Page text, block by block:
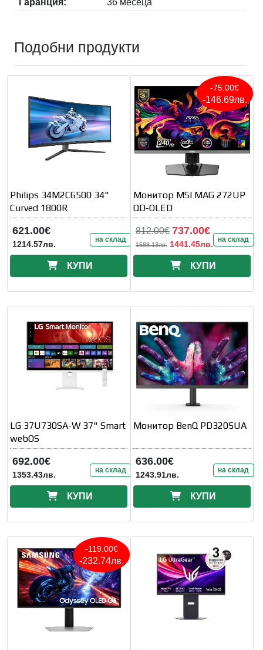
Гаранция: 36 месеца
Подобни продукти
Philips 34M2C6500 34"
Curved 1800R
621.00€
1214.57лв. на склад
КУПИ
-75.00€
-146.69лв.
Монитор MSI MAG 272UP
QD-OLED
812.00€ 737.00€
1588.13лв. 1441.45лв. на склад
КУПИ
LG 37U730SA-W 37" Smart
webOS
692.00€
1353.43лв. на склад
КУПИ
Монитор BenQ PD3205UA
636.00€
1243.91лв. на склад
КУПИ
-119.00€
-232.74лв.